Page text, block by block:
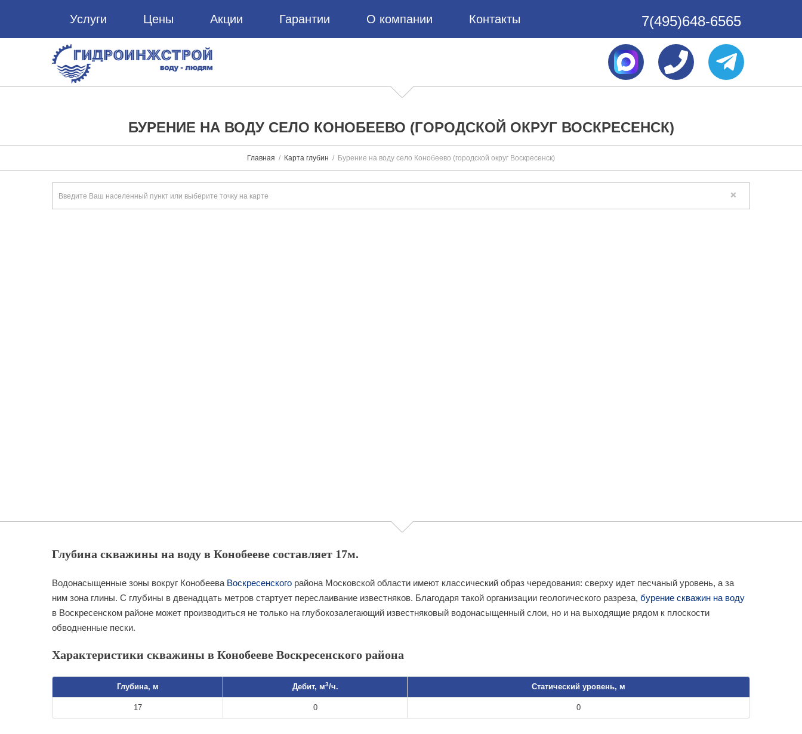
Услуги Цены Акции Гарантии О компании Контакты 7(495)648-6565
БУРЕНИЕ НА ВОДУ СЕЛО КОНОБЕЕВО (ГОРОДСКОЙ ОКРУГ ВОСКРЕСЕНСК)
Главная Карта глубин Бурение на воду село Конобеево (городской округ Воскресенск)
Глубина скважины на воду в Конобееве составляет 17м.
Водонасыщенные зоны вокруг Конобеева Воскресенского района Московской области имеют классический образ чередования: сверху идет песчаный уровень, а за
ним зона глины. С глубины в двенадцать метров стартует переслаивание известняков. Благодаря такой организации геологического разреза, бурение скважин на воду
в Воскресенском районе может производиться не только на глубокозалегающий известняковый водонасыщенный слои, но и на выходящие рядом к плоскости
обводненные пески.
Характеристики скважины в Конобееве Воскресенского района
Глубина, м Дебит, м3/ч. Статический уровень, м
17 0 0